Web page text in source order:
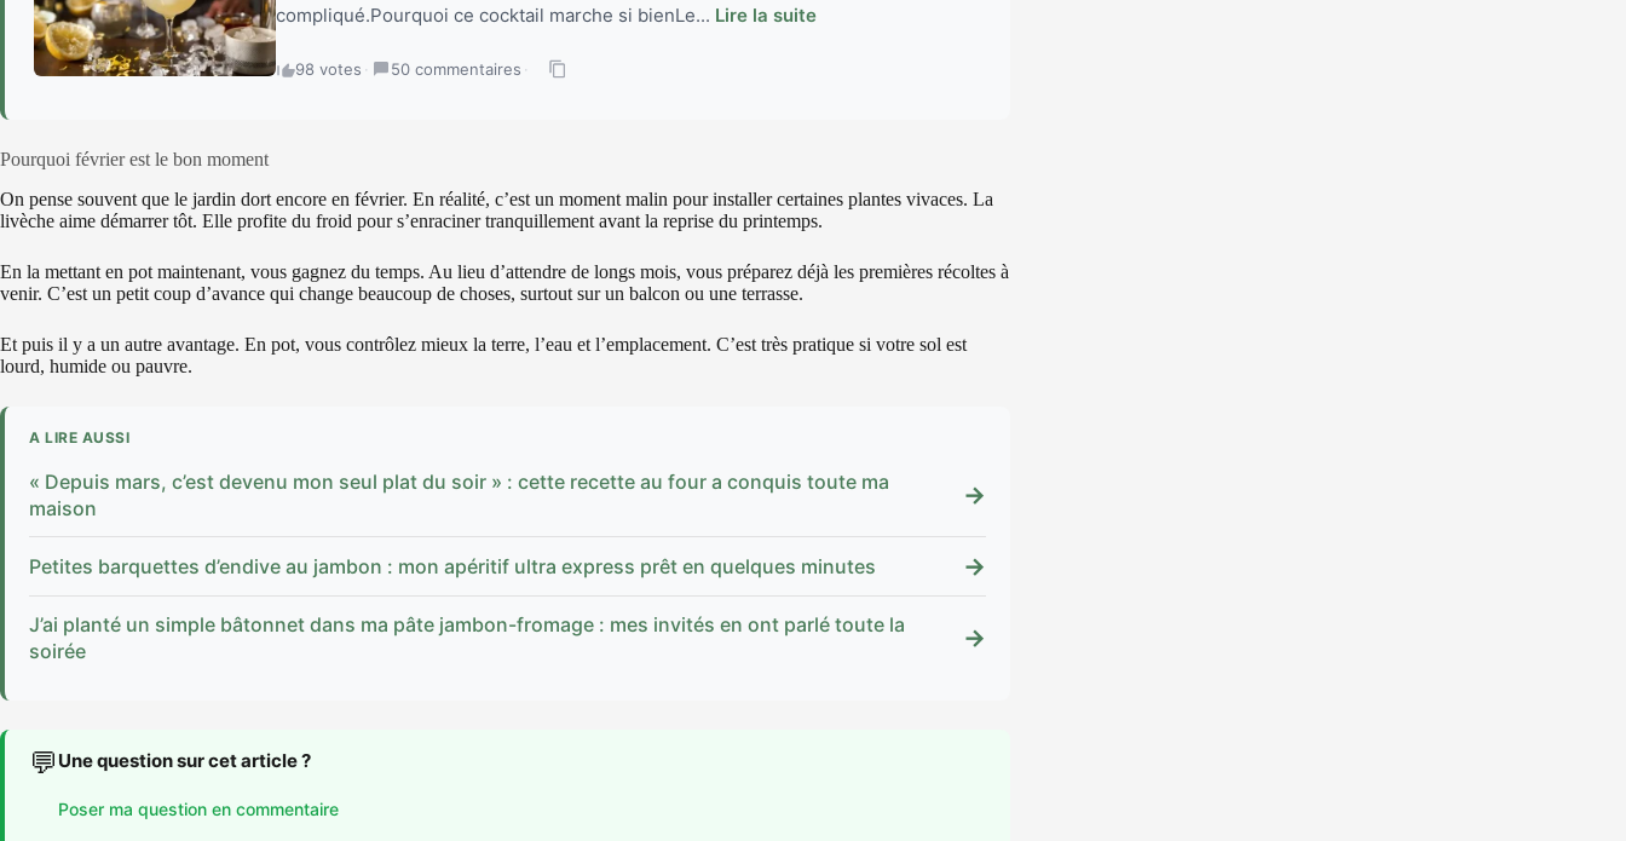
compliqué.Pourquoi ce cocktail marche si bienLe... Lire la suite
98 votes · 50 commentaires ·
Pourquoi février est le bon moment
On pense souvent que le jardin dort encore en février. En réalité, c’est un moment malin pour installer certaines plantes vivaces. La
livèche aime démarrer tôt. Elle profite du froid pour s’enraciner tranquillement avant la reprise du printemps.
En la mettant en pot maintenant, vous gagnez du temps. Au lieu d’attendre de longs mois, vous préparez déjà les premières récoltes à
venir. C’est un petit coup d’avance qui change beaucoup de choses, surtout sur un balcon ou une terrasse.
Et puis il y a un autre avantage. En pot, vous contrôlez mieux la terre, l’eau et l’emplacement. C’est très pratique si votre sol est
lourd, humide ou pauvre.
A LIRE AUSSI
« Depuis mars, c’est devenu mon seul plat du soir » : cette recette au four a conquis toute ma
maison
→
Petites barquettes d’endive au jambon : mon apéritif ultra express prêt en quelques minutes →
J’ai planté un simple bâtonnet dans ma pâte jambon-fromage : mes invités en ont parlé toute la
soirée
→
💬 Une question sur cet article ?
Poser ma question en commentaire